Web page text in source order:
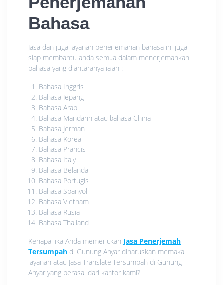
Bahasa
Jasa dan juga layanan penerjemahan bahasa ini juga
siap membantu anda semua dalam menerjemahkan
bahasa yang diantaranya ialah :
Bahasa Inggris
Bahasa Jepang
Bahasa Arab
Bahasa Mandarin atau bahasa China
Bahasa Jerman
Bahasa Korea
Bahasa Prancis
Bahasa Italy
Bahasa Belanda
Bahasa Portugis
Bahasa Spanyol
Bahasa Vietnam
Bahasa Rusia
Bahasa Thailand
Kenapa jika Anda memerlukan Jasa Penerjemah
Tersumpah di Gunung Anyar diharuskan memakai
layanan atau Jasa Translate Tersumpah di Gunung
Anyar yang berasal dari kantor kami?